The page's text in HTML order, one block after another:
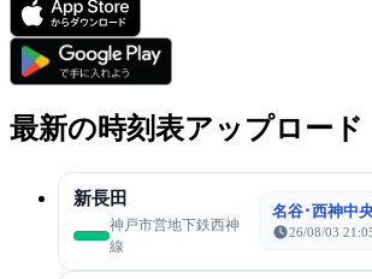
最新の時刻表アップロード
新長田
神戸市営地下鉄西神
線
名谷･西神中
26/08/03